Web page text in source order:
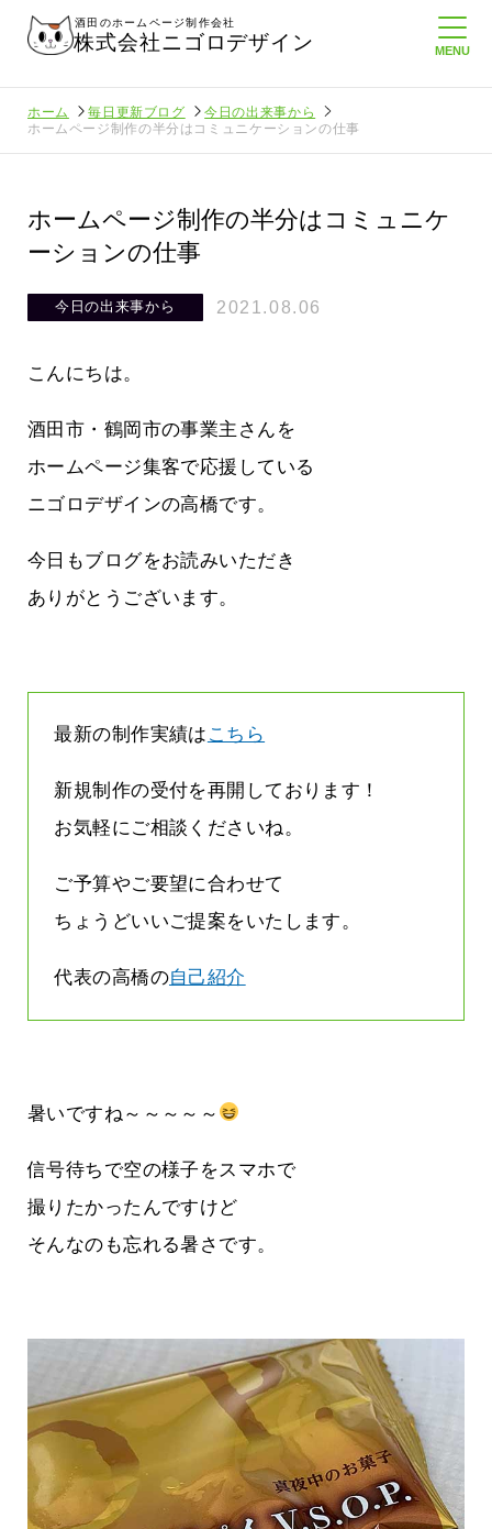
酒田のホームページ制作会社
株式会社ニゴロデザイン
ホーム 毎日更新ブログ
今日の出来事から
ホームページ制作の半分はコミュニケーションの仕事
ホームページ制作の半分はコミュニケ
ーションの仕事
今日の出来事から 2021.08.06
こんにちは。
酒田市・鶴岡市の事業主さんを
ホームページ集客で応援している
ニゴロデザインの高橋です。
今日もブログをお読みいただき
ありがとうございます。
最新の制作実績は こちら
新規制作の受付を再開しております！
お気軽にご相談くださいね。
ご予算やご要望に合わせて
ちょうどいいご提案をいたします。
代表の高橋の自己紹介
暑いですね～～～～～
信号待ちで空の様子をスマホで
撮りたかったんですけど
そんなのも忘れる暑さです。
信を持
なんです
ニゴロ通信８月号が届きました！まも
なくまちがい探しが変わります
2026.07.27